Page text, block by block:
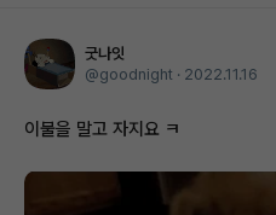
굿나잇
@goodnight · 2022.11.16
이불을 말고 자지요 ㅋ